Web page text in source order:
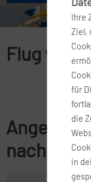
Flug von
nach
Ihre
Ziel,
für
die
in